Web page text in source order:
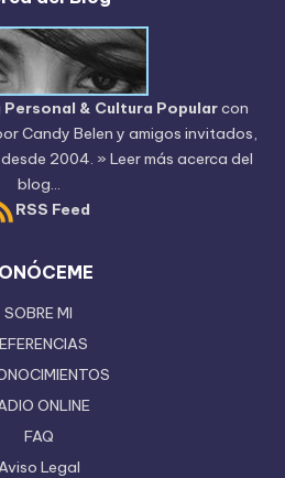
Personal & Cultura Popularcon
Candy Belen y amigos invitados,
2004. » Leer más acerca del
blog...
RSS Feed
SOBRE MI
ONLINE
FAQ
Legal